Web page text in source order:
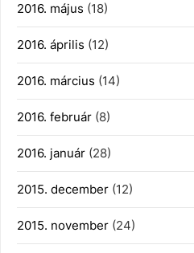
2016. május (18)
2016. április (12)
2016. március (14)
2016. február (8)
2016. január (28)
2015. december (12)
2015. november (24)